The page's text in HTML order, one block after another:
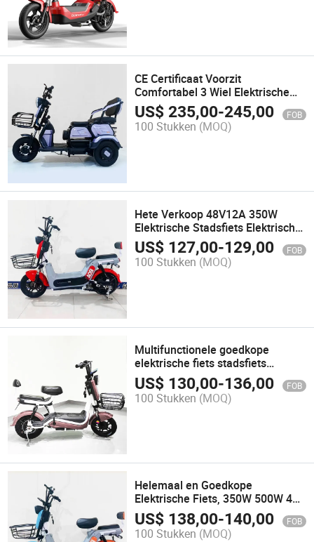
CE Certificaat Voorzit
Comfortabel 3 Wiel Elektrische
Driewieler voor Ouderen
US$235,00-245,00 FOB
100 Stukken (MOQ)
Hete Verkoop 48V12A 350W
Elektrische Stadsfiets Elektrische
Fiets voor Volwassenen
US$ 127,00-129,00 FOB
100 Stukken (MOQ)
Multifunctionele goedkope
elektrische fiets stadsfiets
elektrische scooter als goede
helper voor reizen
US$ 130,00-136,00 FOB
100 Stukken (MOQ)
Helemaal en Goedkope
Elektrische Fiets, 350W 500W 48V
Loodzuuraccu, Stads Ebike
US$ 138,00-140,00 FOB
100 Stukken (MOQ)